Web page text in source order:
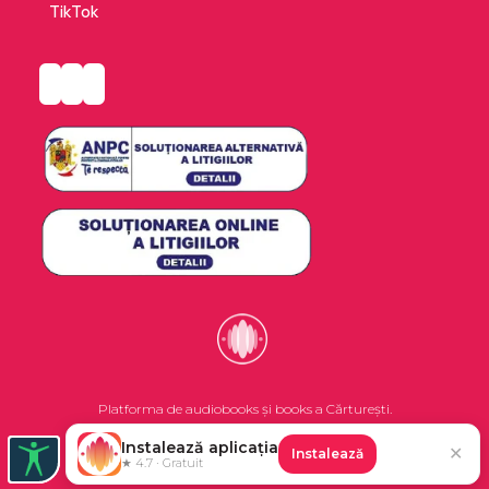
TikTok
Platforma de audiobooks și books a Cărturești.
©2026 Nemo EPG SRL. Toate drepturile rezervate.
Instalează aplicația
★ 4.7 · Gratuit
Instalează ✕